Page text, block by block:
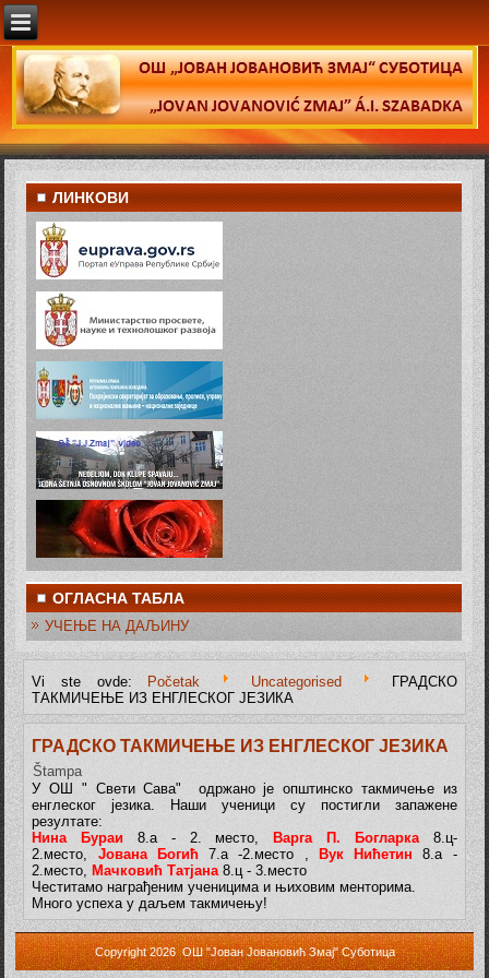
ЛИНКОВИ
ОГЛАСНА ТАБЛА
УЧЕЊЕ НА ДАЉИНУ
Vi ste ovde: Početak Uncategorised
ГРАДСКО
ТАКМИЧЕЊЕ ИЗ ЕНГЛЕСКОГ ЈЕЗИКА
ГРАДСКО ТАКМИЧЕЊЕ ИЗ ЕНГЛЕСКОГ ЈЕЗИКА
Štampa
У ОШ " Свети Сава" одржано је општинско такмичење из
енглеског језика. Наши ученици су постигли запажене
резултате:
Нина Бураи 8.а - 2. место, Варга П. Богларка8.ц-
2.место, Јована Богић 7.а -2.место , Вук Нићетин 8.а -
2.место, Мачковић Татјана8.ц - 3.место
Честитамо награђеним ученицима и њиховим менторима.
Много успеха у даљем такмичењу!
Copyright 2026 ОШ "Јован Јовановић Змај" Суботица